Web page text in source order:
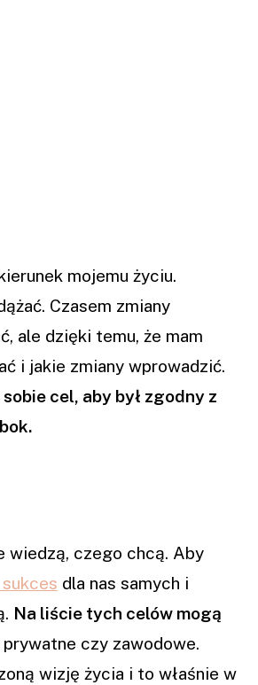
mojemu życiu.
Czasem zmiany
ale dzięki temu, że mam
i jakie zmiany wprowadzić.
cel, aby był zgodny z
wiedzą, czego chcą. Aby
dla nas samych i
Na liście tych celów mogą
czy zawodowe.
wizję życia i to właśnie w